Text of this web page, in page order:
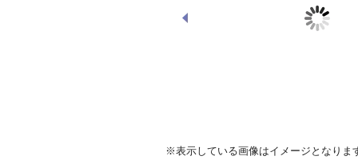
※表示している画像はイメージとなりま